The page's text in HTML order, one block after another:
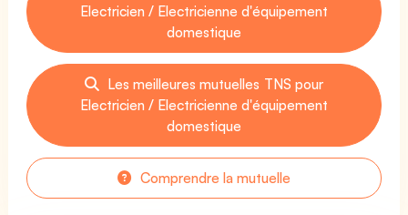
Electricien / Electricienne d'équipement
domestique
Les meilleures mutuelles TNS pour
Electricien / Electricienne d'équipement
domestique
Comprendre la mutuelle